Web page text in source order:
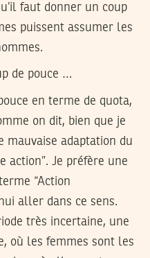
faut donner un coup
puissent assumer les
de pouce …
en terme de quota,
on dit, bien que je
mauvaise adaptation du
action”. Je préfère une
“Action
aller dans ce sens.
très incertaine, une
où les femmes sont les